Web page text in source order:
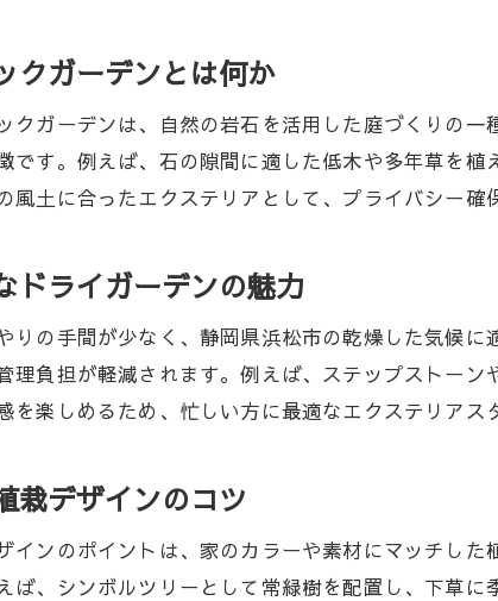
ガーデンデザインのポイ
エクステリアで作る
ロックガーデンの石
プライバシー確保す
施主目線で選ぶエクス
青空ガーデンを長く
クガーデンとは何か
クガーデンは、自然の岩石を活用した庭づくりの
です。例えば、石の隙間に適した低木や多年草を
風土に合ったエクステリアとして、プライバシー確
ドライガーデンの魅力
りの手間が少なく、静岡県浜松市の乾燥した気候
理負担が軽減されます。例えば、ステップストー
を楽しめるため、忙しい方に最適なエクステリアス
栽デザインのコツ
インのポイントは、家のカラーや素材にマッチし
ば、シンボルツリーとして常緑樹を配置し、下草